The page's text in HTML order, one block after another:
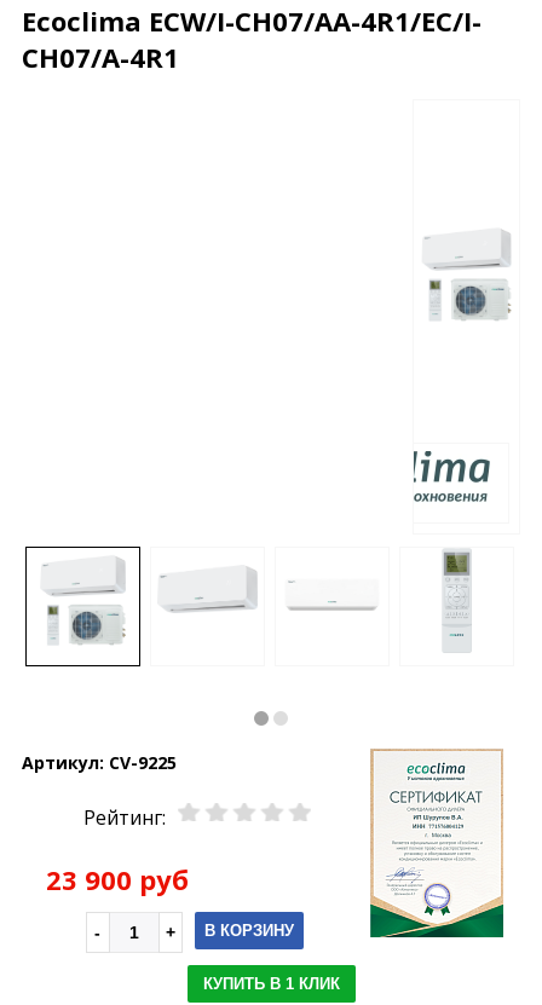
Ecoclima ECW/I-СH07/AA-4R1/EC/I-
CH07/A-4R1
Артикул: CV-9225
Рейтинг:
23 900 руб
В КОРЗИНУ
КУПИТЬ В 1 КЛИК